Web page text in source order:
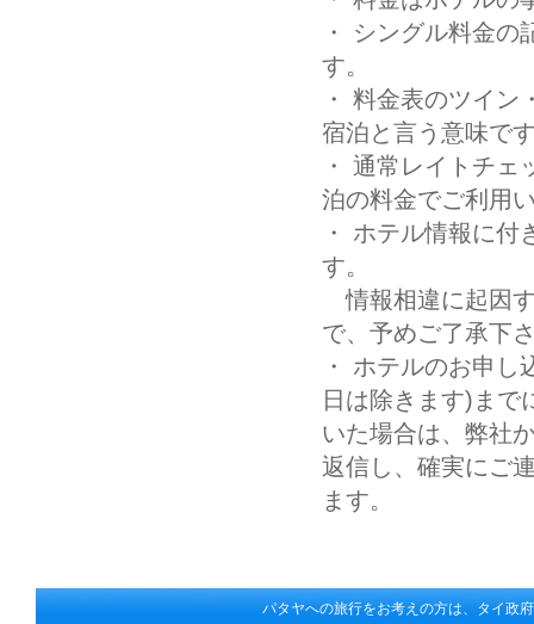
・ シングル料金
す。
・ 料金表のツイ
宿泊と言う意味で
・ 通常レイトチ
泊の料金でご利用
・ ホテル情報に
す。
情報相違に起因
で、予めご了承下
・ ホテルのお申
日は除きます)ま
いた場合は、弊社
返信し、確実にご
ます。
パタヤへの旅行をお考えの方は、タイ政